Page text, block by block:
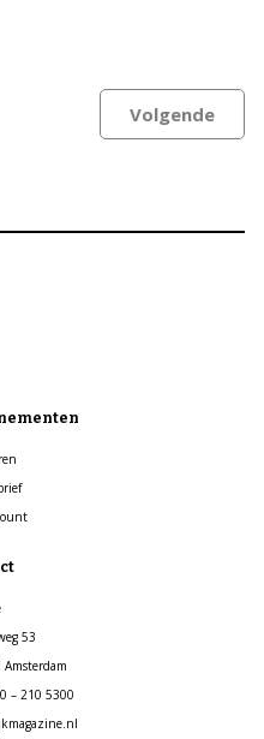
Volgende
53
Amsterdam
– 210 5300